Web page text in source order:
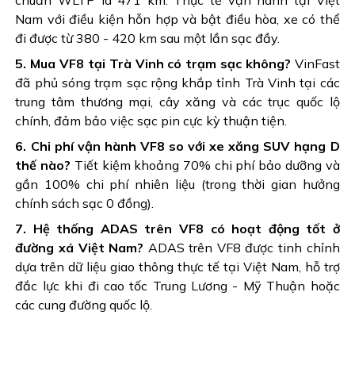
Nam với điều kiện hỗn hợp và bật điều hòa, xe có thể
đi được từ 380 - 420 km sau một lần sạc đầy.
5. Mua VF8 tại Trà Vinh có trạm sạc không? VinFast
đã phủ sóng trạm sạc rộng khắp tỉnh Trà Vinh tại các
trung tâm thương mại, cây xăng và các trục quốc lộ
chính, đảm bảo việc sạc pin cực kỳ thuận tiện.
6. Chi phí vận hành VF8 so với xe xăng SUV hạng D
thế nào? Tiết kiệm khoảng 70% chi phí bảo dưỡng và
gần 100% chi phí nhiên liệu (trong thời gian hưởng
chính sách sạc 0 đồng).
7. Hệ thống ADAS trên VF8 có hoạt động tốt ở
đường xá Việt Nam? ADAS trên VF8 được tinh chỉnh
dựa trên dữ liệu giao thông thực tế tại Việt Nam, hỗ trợ
đắc lực khi đi cao tốc Trung Lương - Mỹ Thuận hoặc
các cung đường quốc lộ.